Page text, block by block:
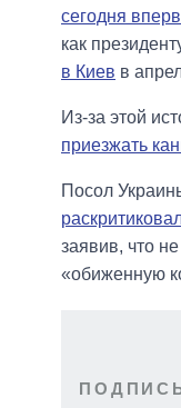
сегодня
как
в Киев в
Из-за этой
приезжать
Посол
заявив, что
«обиженную